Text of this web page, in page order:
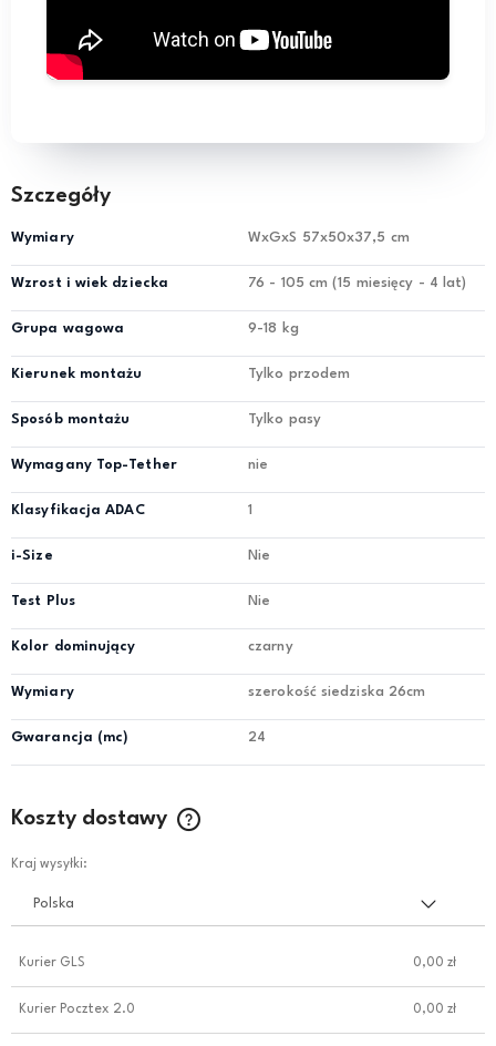
Szczegóły
Wymiary WxGxS 57x50x37,5 cm
Wzrost i wiek dziecka 76 - 105 cm (15 miesięcy - 4 lat)
Grupa wagowa 9-18 kg
Kierunek montażu Tylko przodem
Sposób montażu Tylko pasy
Wymagany Top-Tether nie
Klasyfikacja ADAC 1
i-Size Nie
Test Plus Nie
Kolor dominujący czarny
Wymiary szerokość siedziska 26cm
Gwarancja (mc) 24
Koszty dostawy
Kraj wysyłki:
Kurier GLS 0,00 zł
Kurier Pocztex 2.0 0,00 zł